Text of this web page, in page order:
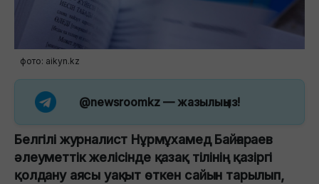
фото: aikyn.kz
@newsroomkz — жазылыңыз!
Белгілі журналист Нұрмұхамед Байғараев
әлеуметтік желісінде қазақ тілінің қазіргі
қолдану аясы уақыт өткен сайын тарылып,